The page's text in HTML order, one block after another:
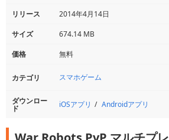
リリース
2014年4月14日
サイズ
674.14 MB
価格
無料
カテゴリ スマホゲーム
ダウンロー
ド iOSアプリ Androidアプリ